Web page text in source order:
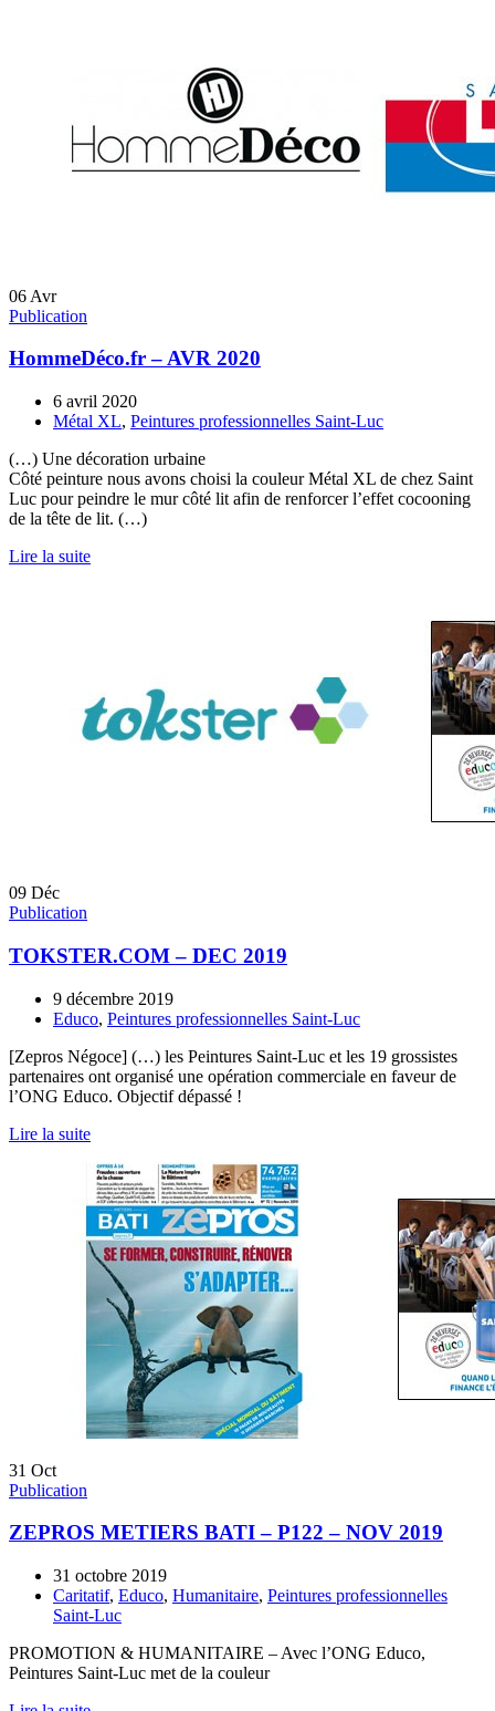
06 Avr
Publication
HommeDéco.fr – AVR 2020
6 avril 2020
Métal XL, Peintures professionnelles Saint-Luc
(…) Une décoration urbaine
Côté peinture nous avons choisi la couleur Métal XL de chez Saint
Luc pour peindre le mur côté lit afin de renforcer l’effet cocooning
de la tête de lit. (…)
Lire la suite
09 Déc
Publication
TOKSTER.COM – DEC 2019
9 décembre 2019
Educo, Peintures professionnelles Saint-Luc
[Zepros Négoce] (…) les Peintures Saint-Luc et les 19 grossistes
partenaires ont organisé une opération commerciale en faveur de
l’ONG Educo. Objectif dépassé !
Lire la suite
31 Oct
Publication
ZEPROS METIERS BATI – P122 – NOV 2019
31 octobre 2019
Caritatif, Educo, Humanitaire, Peintures professionnelles
Saint-Luc
PROMOTION & HUMANITAIRE – Avec l’ONG Educo,
Peintures Saint-Luc met de la couleur